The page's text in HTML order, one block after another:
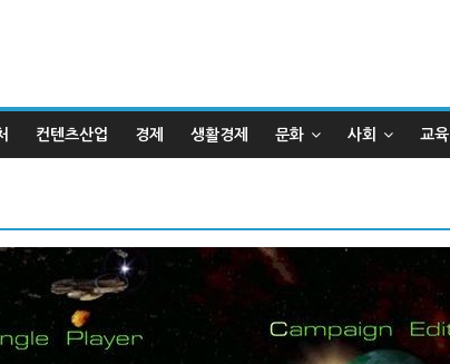
컨텐츠산업 경제 생활경제 문화 사회 교육